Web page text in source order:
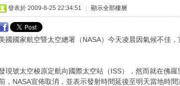
發表於 2009-8-25 22:34:51 顯示全部樓層
國國家航空暨太空總署（NASA）今天凌晨因氣候不佳
現號太空梭原定航向國際太空站（ISS），然而就在佛
，NASA宣佈取消，並表示發射時間延後至明天當地時